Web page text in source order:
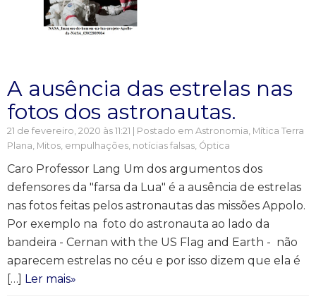
A ausência das estrelas nas
fotos dos astronautas.
21 de fevereiro, 2020 às 11:21 | Postado em Astronomia, Mítica Terra
Plana, Mitos, empulhações, notícias falsas, Óptica
Caro Professor Lang Um dos argumentos dos
defensores da "farsa da Lua" é a ausência de estrelas
nas fotos feitas pelos astronautas das missões Appolo.
Por exemplo na foto do astronauta ao lado da
bandeira - Cernan with the US Flag and Earth - não
aparecem estrelas no céu e por isso dizem que ela é
[…] Ler mais»